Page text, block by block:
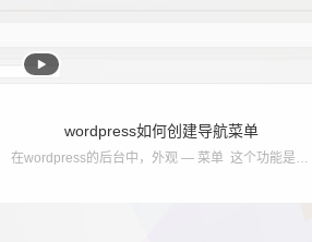

wordpress如何创建导航菜单
在wordpress的后台中，外观 — 菜单 这个功能是用来创建导航菜单使用的！ 如果说，你的wordpress后台没有 外观 — 菜单，只能说明，您使用的主题并没有...